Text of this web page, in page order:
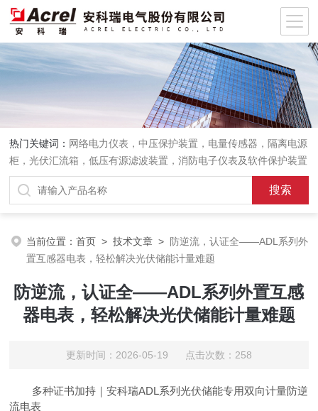
热门关键词： 网络电力仪表，中压保护装置，电量传感器，隔离电源
柜，光伏汇流箱，低压有源滤波装置，消防电子仪表及软件保护装置
当前位置：首页 >技术文章 > 防逆流，认证全——ADL系列外
置互感器电表，轻松解决光伏储能计量难题
防逆流，认证全——ADL系列外置互感
器电表，轻松解决光伏储能计量难题
更新时间：2026-05-19 点击次数：258
多种证书加持｜安科瑞ADL系列光伏储能专用双向计量防逆
流电表